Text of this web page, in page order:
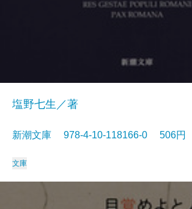
塩野七生／著
新潮文庫 978-4-10-118166-0 506円
文庫